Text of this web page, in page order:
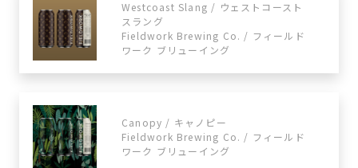
Westcoast Slang / ウェストコースト
スラング
Fieldwork Brewing Co. / フィールド
ワーク ブリューイング
Canopy / キャノピー
Fieldwork Brewing Co. / フィールド
ワーク ブリューイング